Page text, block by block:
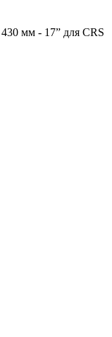
мм - 17” для CRS